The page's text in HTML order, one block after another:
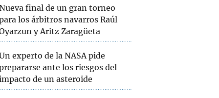
final de un gran torneo
los árbitros navarros Raúl
y Aritz Zaragüeta
experto de la NASA pide
ante los riesgos del
de un asteroide